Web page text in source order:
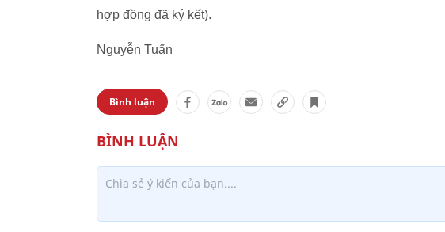
hợp đồng đã ký kết).
Nguyễn Tuấn
Bình luận